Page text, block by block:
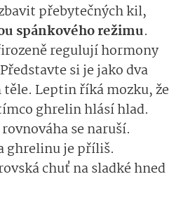
přebytečných kil,
spánkového režimu.
regulují hormony
si je jako dva
těle. Leptin říká mozku, že
ghrelin hlásí hlad.
se naruší.
ghrelinu je příliš.
chuť na sladké hned